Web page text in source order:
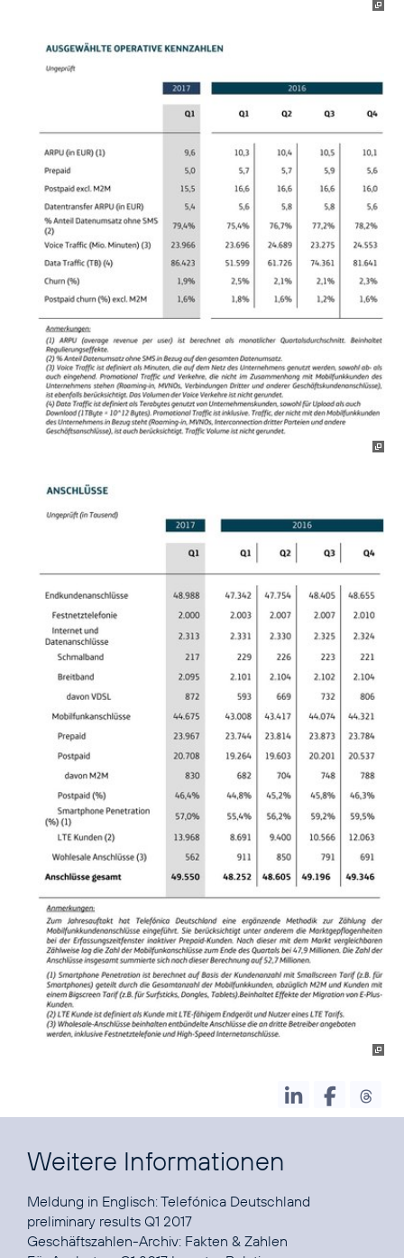
Weitere Informationen
Meldung in Englisch:Telefónica Deutschland
preliminary results Q1 2017
Geschäftszahlen-Archiv: Fakten & Zahlen